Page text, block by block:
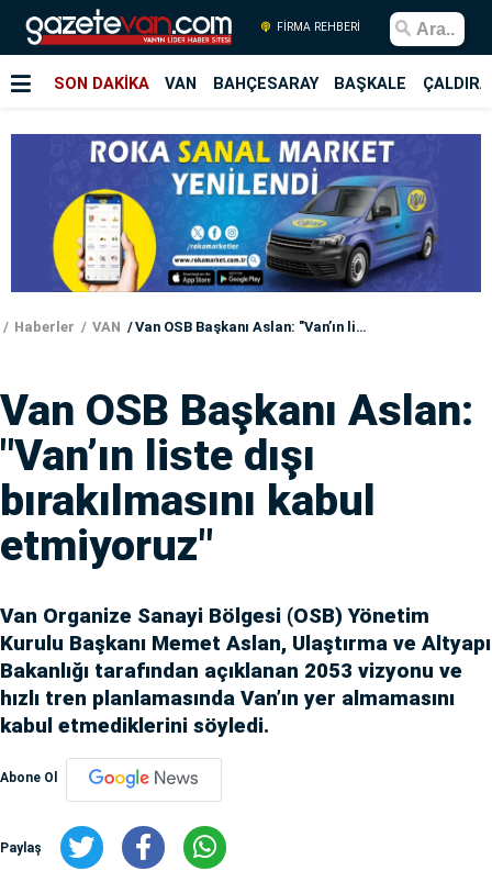
FİRMA REHBERİ
SON DAKİKA VAN BAHÇESARAY BAŞKALE
Haberler VAN Van OSB Başkanı Aslan: "Van’ın liste dışı bırakılmasını kabul etmiyoruz"
Van OSB Başkanı Aslan:
"Van’ın liste dışı
bırakılmasını kabul
etmiyoruz"
Van Organize Sanayi Bölgesi (OSB) Yönetim
Kurulu Başkanı Memet Aslan, Ulaştırma ve Altyapı
Bakanlığı tarafından açıklanan 2053 vizyonu ve
hızlı tren planlamasında Van’ın yer almamasını
kabul etmediklerini söyledi.
Abone Ol
Paylaş